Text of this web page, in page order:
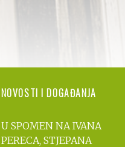
NOVOSTI I DOGAĐANJA
U SPOMEN NA IVANA
PERECA, STJEPANA